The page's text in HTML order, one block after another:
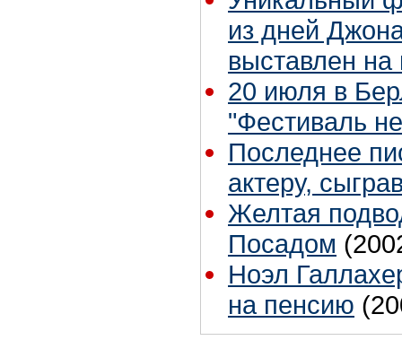
из дней
выставлен
20 июля в
"Фестиваль
Последнее
актеру,
Желтая
Посадом
Ноэл
на пенсию